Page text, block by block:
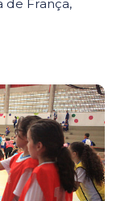
de França,